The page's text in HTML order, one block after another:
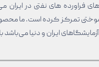
فراورده های نفتی در
تمرکز کرده است. ما محصولات
ایران و دنیا می‌باشد با